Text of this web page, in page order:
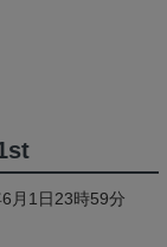
月1日23時59分